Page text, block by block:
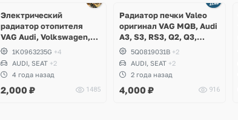
Электрический
радиатор отопителя
VAG Audi, Volkswagen,
Skoda, Seat
1K0963235G +4
AUDI, SEAT +2
4 года назад
2,000 ₽ 1485
Радиатор печки Valeo
оригинал VAG MQB, Audi
A3, S3, RS3, Q2, Q3,
RSQ3, Volkswagen
Arteon, Passat B8,
Tiguan, Taos, Golf 7, 8, T-
Roc, Caddy, Skoda
Kodiaq, Karoq, Octavia,
5Q0819031B +2
AUDI, SEAT +2
2 года назад
4,000 ₽ 916